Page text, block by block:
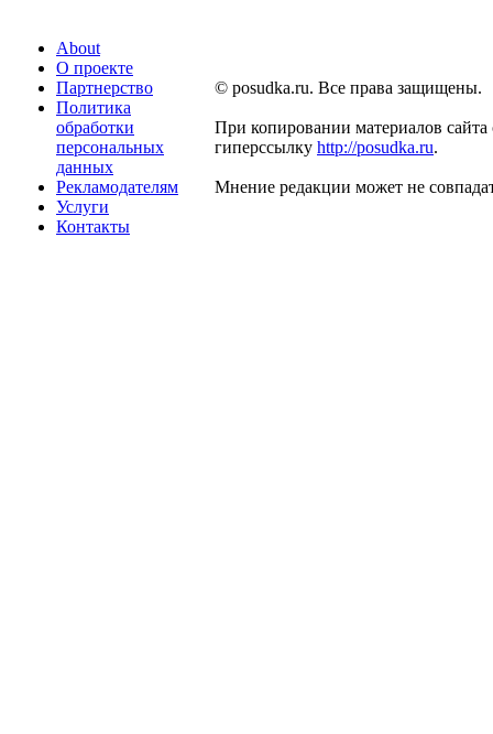
About
О проекте
Партнерство
Политика
обработки
персональных
данных
Рекламодателям
Услуги
Контакты
© posudka.ru. Все права защищены.
При копировании материалов сайта
гиперссылку http://posudka.ru.
Мнение редакции может не